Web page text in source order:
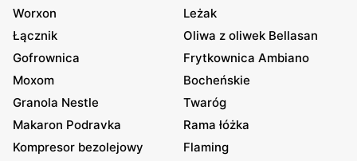
Worxon
Leżak
Łącznik
Oliwa z oliwek Bellasan
Gofrownica
Frytkownica Ambiano
Moxom
Bocheńskie
Granola Nestle
Twaróg
Makaron Podravka
Rama łóżka
Kompresor bezolejowy
Flaming